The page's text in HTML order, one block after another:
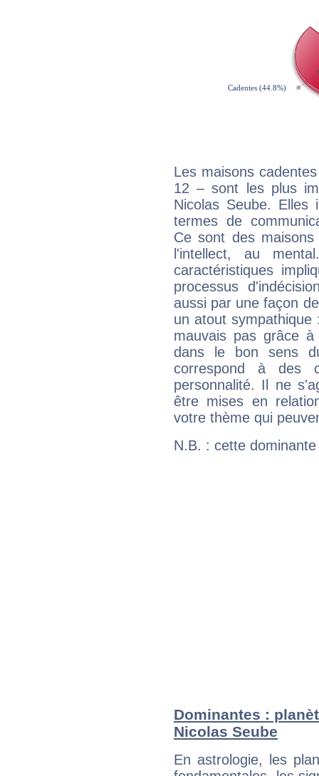
Les maisons
12 – sont les plus
Nicolas Seube. Elles
termes de
Ce sont des
l'intellect, au
caractéristiques
processus
aussi par une façon
un atout
mauvais pas grâce
dans le bon sens
correspond à des
personnalité. Il ne
être mises en
votre thème qui
N.B. : cette
Dominantes :
Nicolas Seube
En astrologie, les